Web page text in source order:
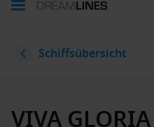
Schiffsübersicht
VIVA